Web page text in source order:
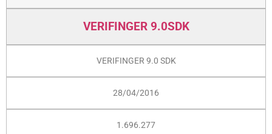
VERIFINGER 9.0SDK
VERIFINGER 9.0 SDK
28/04/2016
1.696.277